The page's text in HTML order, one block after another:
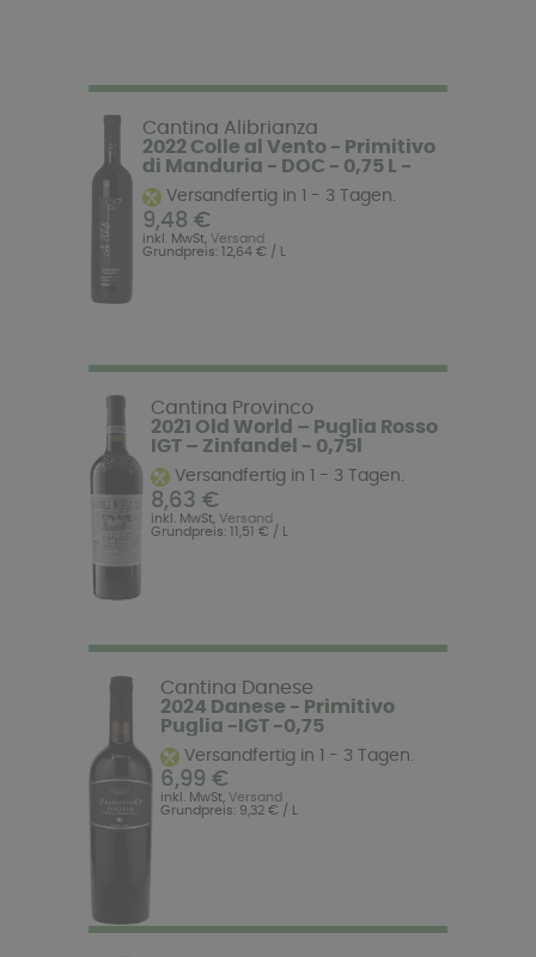
Cantina Alibrianza
2022 Colle al Vento - Primitivo
di Manduria - DOC - 0,75 L -
Versandfertig in 1 - 3 Tagen.
9,48 €
inkl. MwSt,Versand
Grundpreis: 12,64 € / L
Cantina Provinco
2021 Old World – Puglia Rosso
IGT – Zinfandel - 0,75l
Versandfertig in 1 - 3 Tagen.
8,63 €
inkl. MwSt, Versand
Grundpreis: 11,51 € / L
Cantina Danese
2024 Danese - Primitivo
Puglia -IGT -0,75
Versandfertig in 1 - 3 Tagen.
6,99 €
inkl. MwSt,Versand
Grundpreis: 9,32 € / L